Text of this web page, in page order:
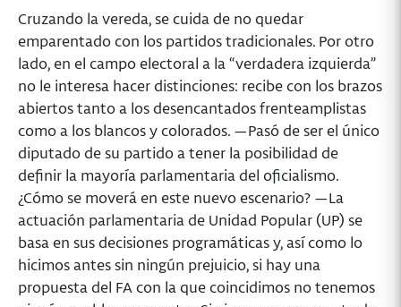
Cruzando la vereda, se cuida de no quedar
emparentado con los partidos tradicionales. Por otro
lado, en el campo electoral a la “verdadera izquierda”
no le interesa hacer distinciones: recibe con los brazos
abiertos tanto a los desencantados frenteamplistas
como a los blancos y colorados. —Pasó de ser el único
diputado de su partido a tener la posibilidad de
definir la mayoría parlamentaria del oficialismo.
¿Cómo se moverá en este nuevo escenario? —La
actuación parlamentaria de Unidad Popular (UP) se
basa en sus decisiones programáticas y, así como lo
hicimos antes sin ningún prejuicio, si hay una
propuesta del FA con la que coincidimos no tenemos